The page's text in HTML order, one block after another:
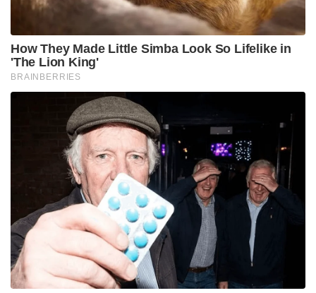
ദേവീക്ഷേത്രവും ഉമാനന്ദ സന്നിധിയും സന്ദർശിച്ച്
ആത്മീയ സാഫല്യം നേടുന്ന ഏതൊരു തീർത്ഥാടകനും
ഈ നവഗ്രഹ നടയിലെത്തുമ്പോൾ മാത്രമാണ്
തങ്ങളുടെ പ്രാർത്ഥനകൾ പൂർണ്ണമായതായി
വിശ്വസിക്കുന്നത്. ഉത്സവ നാളുകളിലും പ്രത്യേക
ജ്യോതിഷ ദിനങ്ങളിലും ഇവിടെ ഒഴുകിയെത്തുന്ന
ഭക്തരുടെ മന്ത്രധ്വനികളാൽ അന്തരീക്ഷം മുഴുവൻ
ഭൗതികലോകത്തിനപ്പുറമുള്ള ഒരു ആത്മീയ
സാമ്രാജ്യമായി മാറും.
സന്ധ്യാ ആരതിയുടെ ദീപക്കാഴ്ചകൾക്ക് ശേഷം
മലമുകളിൽ നിന്നും പടവുകൾ ഇറങ്ങുമ്പോൾ, ദൂരെ
ബ്രഹ്മപുത്രയിലേക്ക് സൂര്യൻ അസ്തമിക്കുന്ന ദൃശ്യം
മനസ്സിൽ ഒരു നവജീവൻ നിറയ്ക്കും. ജീവിതത്തിലെ
പ്രതിസന്ധികളെയെല്ലാം നേരിടാൻ ഭഗവാൻ തന്റെ
കാരുണ്യത്തിന്റെ കരം എപ്പോഴും നമ്മുടെ നേർക്ക്